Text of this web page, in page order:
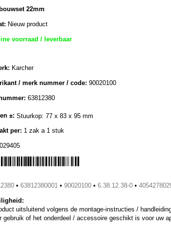
22mm
Nieuw product
voorraad / leverbaar
Karcher
/ merk nummer / code: 90020100
63812380
±: Stuurkop: 77 x 83 x 95 mm
per: 1 zak a 1 stuk
• 63812380001 • 90020100 • 6.38.12.38-0 •
uitsluitend volgens de montage-instructies /
gebruik of het onderdeel / accessoire geschikt is voor uw